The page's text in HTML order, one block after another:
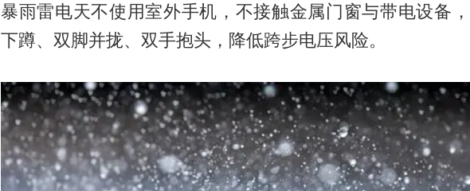
暴雨雷电天不使用室外手机，不接触金属门窗与带电设备
下蹲、双脚并拢、双手抱头，降低跨步电压风险。